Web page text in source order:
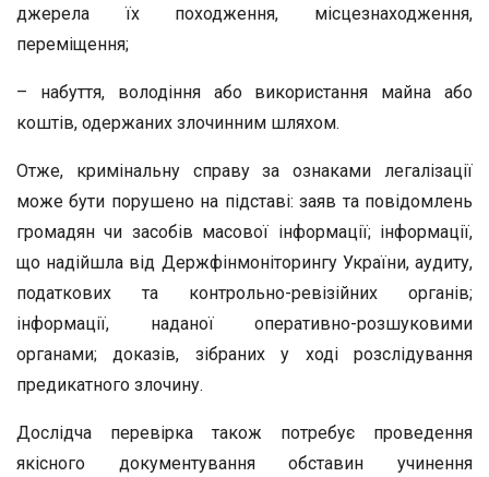
джерела їх походження, місцезнаходження,
переміщення;
– набуття, володіння або використання майна або
коштів, одержаних злочинним шляхом.
Отже, кримінальну справу за ознаками легалізації
може бути порушено на підставі: заяв та повідомлень
громадян чи засобів масової інформації; інформації,
що надійшла від Держфінмоніторингу України, аудиту,
податкових та контрольно-ревізійних органів;
інформації, наданої оперативно-розшуковими
органами; доказів, зібраних у ході розслідування
предикатного злочину.
Дослідча перевірка також потребує проведення
якісного документування обставин учинення